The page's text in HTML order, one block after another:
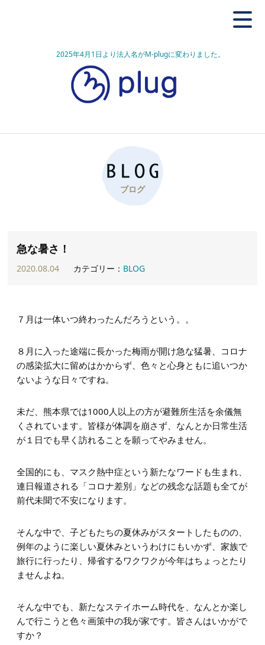
2025年4月1日より法人名がM-plugに変わりました。
ブログ
急な暑さ！
2020.08.04 カテゴリー： BLOG
７月は一体いつ終わったんだろうという。。
８月に入った途端に長かった梅雨が開け急な猛暑、コロナ
の感染拡大に留めはかからず、色々と心身ともに追いつか
ないような日々ですね。
未だ、熊本県では1000人以上の方が避難所生活を余儀無
くされています。皆様が体調を崩さず、なんとか日常生活
が１日でも早く訪れることを願ってやみません。
全国的にも、マスク熱中症という新たなワードも生まれ、
連日報道される「コロナ差別」などの残念な話題も全てが
前代未聞で不安になります。
そんな中で、子どもたちの夏休みがスタートしたものの、
例年のように楽しい夏休みというわけにもいかず、家族で
旅行に行ったり、帰省するワクワクが今年はちょっとたり
ませんよね。
そんな中でも、新たなステイホーム時代を、なんとか楽し
んで行こうと色々画策中の我が家です。皆さんはいかがで
すか？